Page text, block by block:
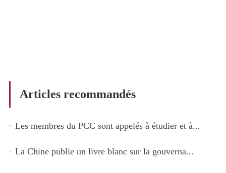
Articles recommandés
Les membres du PCC sont appelés à étudier et à...
La Chine publie un livre blanc sur la gouverna...